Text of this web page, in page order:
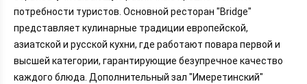
потребности туристов. Основной ресторан "Bridge"
представляет кулинарные традиции европейской,
азиатской и русской кухни, где работают повара первой и
высшей категории, гарантирующие безупречное качество
каждого блюда. Дополнительный зал "Имеретинский"